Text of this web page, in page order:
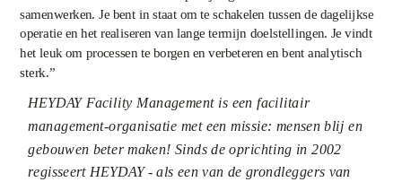
samenwerken. Je bent in staat om te schakelen tussen de dagelijkse
operatie en het realiseren van lange termijn doelstellingen. Je vindt
het leuk om processen te borgen en verbeteren en bent analytisch
sterk.”
HEYDAY Facility Management is een facilitair
management-organisatie met een missie: mensen blij en
gebouwen beter maken! Sinds de oprichting in 2002
regisseert HEYDAY - als een van de grondleggers van